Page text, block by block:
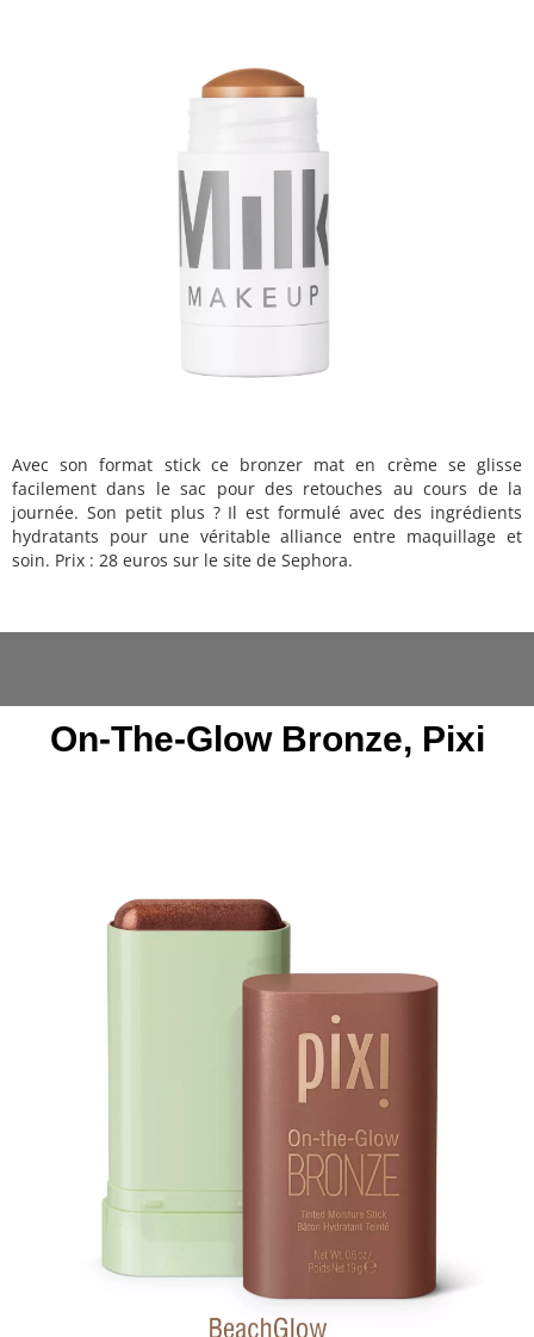
Avec son format stick ce bronzer mat en crème se glisse
facilement dans le sac pour des retouches au cours de la
journée. Son petit plus ? Il est formulé avec des ingrédients
hydratants pour une véritable alliance entre maquillage et
soin. Prix : 28 euros sur le site de Sephora.
On-The-Glow Bronze, Pixi